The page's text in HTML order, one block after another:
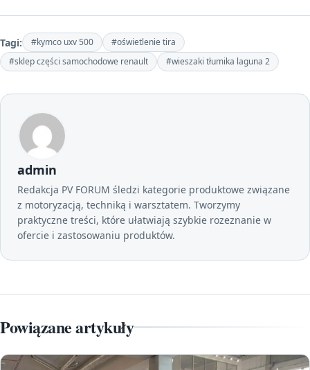
Tagi: #kymco uxv 500
#oświetlenie tira
#sklep części samochodowe renault
#wieszaki tłumika laguna 2
admin
Redakcja PV FORUM śledzi kategorie produktowe związane
z motoryzacją, techniką i warsztatem. Tworzymy
praktyczne treści, które ułatwiają szybkie rozeznanie w
ofercie i zastosowaniu produktów.
Powiązane artykuły